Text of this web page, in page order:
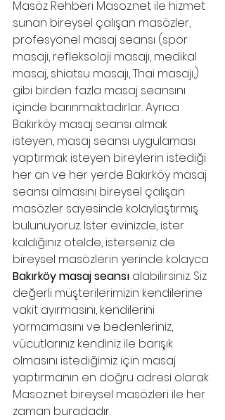
Masöz Rehberi Masoz.net ile hizmet
sunan bireysel çalışan masözler,
profesyonel masaj seansı (spor
masajı, refleksoloji masajı, medikal
masaj, shiatsu masajı, Thai masajı,)
gibi birden fazla masaj seansını
içinde barınmaktadırlar. Ayrıca
Bakırköy masaj seansı almak
isteyen, masaj seansı uygulaması
yaptırmak isteyen bireylerin istediği
her an ve her yerde Bakırköy masaj
seansı almasını bireysel çalışan
masözler sayesinde kolaylaştırmış
bulunuyoruz. İster evinizde, ister
kaldığınız otelde, isterseniz de
bireysel masözlerin yerinde kolayca
Bakırköy masaj seansı alabilirsiniz. Siz
değerli müşterilerimizin kendilerine
vakit ayırmasını, kendilerini
yormamasını ve bedenleriniz,
vücutlarınız kendiniz ile barışık
olmasını istediğimiz için masaj
yaptırmanın en doğru adresi olarak
Masoz.net bireysel masözleri ile her
zaman buradadır.